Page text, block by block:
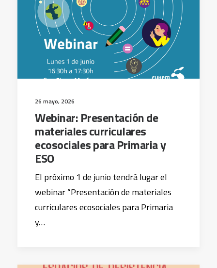
26 mayo, 2026
Webinar: Presentación de
materiales curriculares
ecosociales para Primaria y
ESO
El próximo 1 de junio tendrá lugar el
webinar “Presentación de materiales
curriculares ecosociales para Primaria
y…